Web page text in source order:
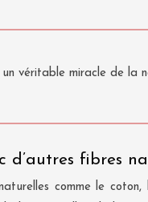
véritable miracle de la
d’autres fibres
comme le